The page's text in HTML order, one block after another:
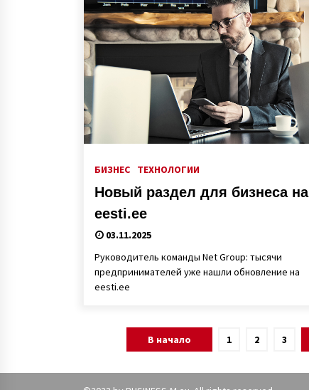
БИЗНЕС ТЕХНОЛОГИИ
Новый раздел для бизнеса на
eesti.ee
03.11.2025
Руководитель команды Net Group: тысячи
предпринимателей уже нашли обновление на
eesti.ee
ПагинацияВ начало 1 2 3